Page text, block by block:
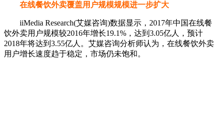
在线餐饮外卖覆盖用户规模规模进一步扩大
iiMedia Research(艾媒咨询)数据显示，2017年中国在线餐
饮外卖用户规模较2016年增长19.1%，达到3.05亿人，预计
2018年将达到3.55亿人。艾媒咨询分析师认为，在线餐饮外卖
用户增长速度趋于稳定，市场仍未饱和。